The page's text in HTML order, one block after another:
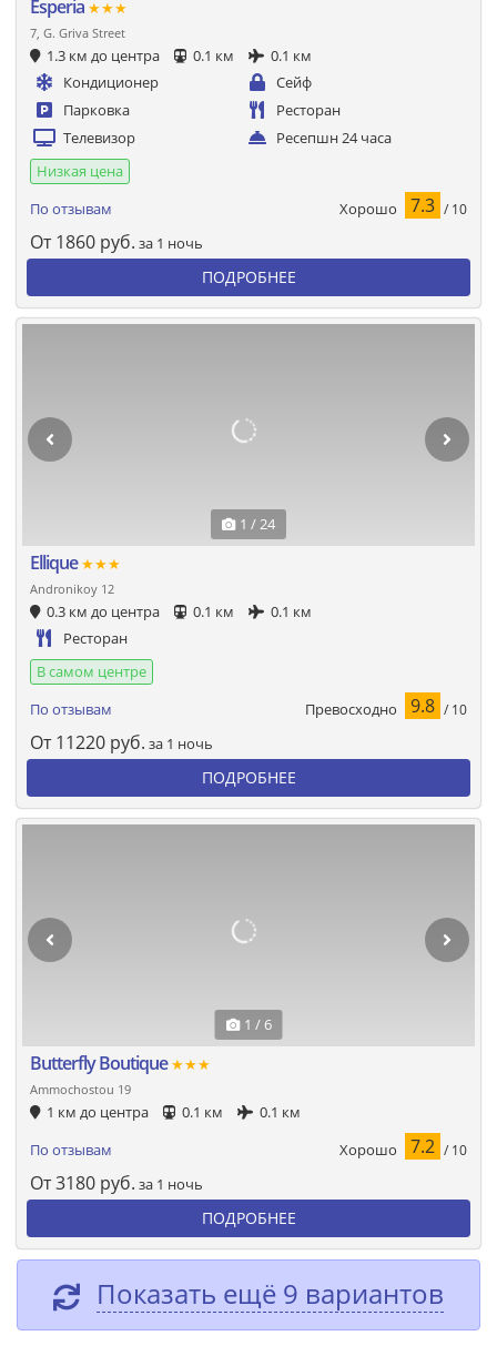
Esperia ★★★
7, G. Griva Street
1.3 км до центра 0.1 км
0.1 км
Кондиционер
Сейф
Парковка
Ресторан
Телевизор
Ресепшн 24 часа
Низкая цена
По отзывам
Хорошо 7.3 / 10
От 1860 руб. за 1 ночь
ПОДРОБНЕЕ
1 / 24
Ellique★★★
Andronikoy 12
0.3 км до центра 0.1 км
0.1 км
Ресторан
В самом центре
По отзывам
Превосходно 9.8 / 10
От 11220 руб. за 1 ночь
ПОДРОБНЕЕ
1 / 6
Butterfly Boutique★★★
Ammochostou 19
1 км до центра 0.1 км
0.1 км
По отзывам
Хорошо 7.2 / 10
От3180 руб. за 1 ночь
ПОДРОБНЕЕ
Показать ещё 9 вариантов